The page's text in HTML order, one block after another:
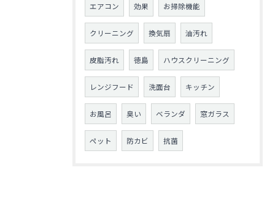
エアコン 効果 お掃除機能
クリーニング 換気扇 油汚れ
皮脂汚れ 徳島 ハウスクリーニング
レンジフード 洗面台 キッチン
お風呂 臭い ベランダ 窓ガラス
ペット 防カビ 抗菌